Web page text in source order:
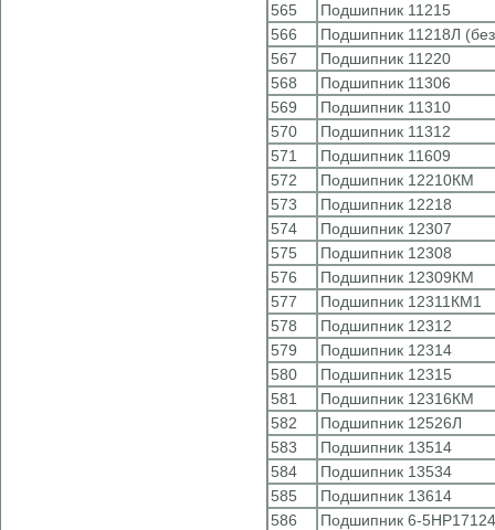
565
Подшипник 11215
566
Подшипник 11218Л (без
567
Подшипник 11220
568
Подшипник 11306
569
Подшипник 11310
570
Подшипник 11312
571
Подшипник 11609
572
Подшипник 12210КМ
573
Подшипник 12218
574
Подшипник 12307
575
Подшипник 12308
576
Подшипник 12309КМ
577
Подшипник 12311КМ1
578
Подшипник 12312
579
Подшипник 12314
580
Подшипник 12315
581
Подшипник 12316КМ
582
Подшипник 12526Л
583
Подшипник 13514
584
Подшипник 13534
585
Подшипник 13614
586
Подшипник 6-